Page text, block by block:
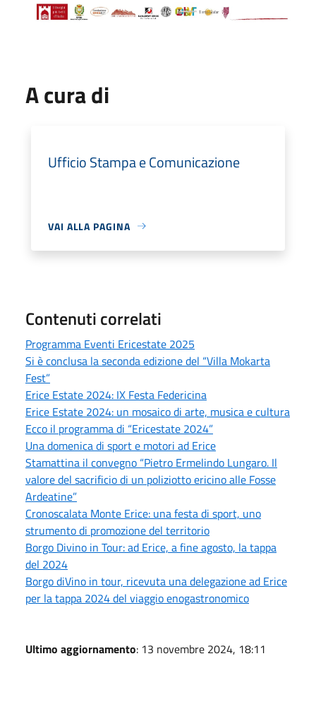
A cura di
Ufficio Stampa e Comunicazione
VAI ALLA PAGINA
Contenuti correlati
Programma Eventi Ericestate 2025
Si è conclusa la seconda edizione del “Villa Mokarta
Fest”
Erice Estate 2024: IX Festa Federicina
Erice Estate 2024: un mosaico di arte, musica e cultura
Ecco il programma di “Ericestate 2024”
Una domenica di sport e motori ad Erice
Stamattina il convegno “Pietro Ermelindo Lungaro. Il
valore del sacrificio di un poliziotto ericino alle Fosse
Ardeatine”
Cronoscalata Monte Erice: una festa di sport, uno
strumento di promozione del territorio
Borgo Divino in Tour: ad Erice, a fine agosto, la tappa
del 2024
Borgo diVino in tour, ricevuta una delegazione ad Erice
per la tappa 2024 del viaggio enogastronomico
Ultimo aggiornamento: 13 novembre 2024, 18:11